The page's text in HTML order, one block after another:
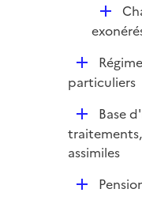
i
r
D
é
l
i
r
D
é
i
e
particuliers
D
é
p
Base
assimiles
D